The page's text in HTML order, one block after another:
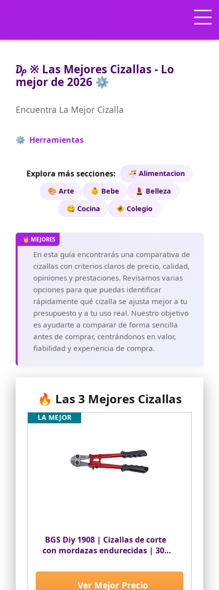
₯ ※ Las Mejores Cizallas - Lo
mejor de 2026 ⚙️
Encuentra La Mejor Cizalla
⚙️ Herramientas
Explora más secciones:
🍜 Alimentacion
🎨 Arte
👶 Bebe
💄 Belleza
😋 Cocina
🚸 Colegio
En esta guía encontrarás una comparativa de
cizallas con criterios claros de precio, calidad,
opiniones y prestaciones. Revisamos varias
opciones para que puedas identificar
rápidamente qué cizalla se ajusta mejor a tu
presupuesto y a tu uso real. Nuestro objetivo
es ayudarte a comparar de forma sencilla
antes de comprar, centrándonos en valor,
fiabilidad y experiencia de compra.
🔥 Las 3 Mejores Cizallas
BGS Diy 1908 | Cizallas de corte
con mordazas endurecidas | 300
Ver Mejor Precio
LA MEJOR